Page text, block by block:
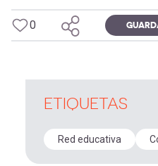
0
ETIQUETAS
Red educativa